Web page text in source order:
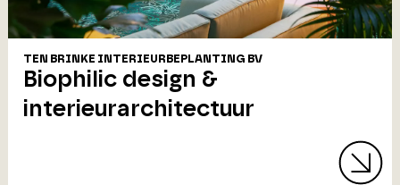
TEN BRINKE INTERIEURBEPLANTING BV
Biophilic design &
interieurarchitectuur